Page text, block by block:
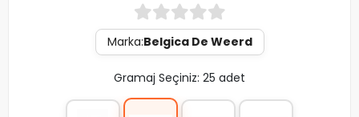
Marka:Belgica De Weerd
Gramaj Seçiniz: 25 adet